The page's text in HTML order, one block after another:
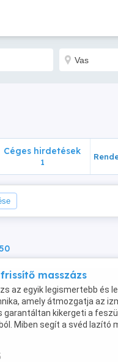
Céges hirdetések
1
50
masszázs
az egyik legismertebb és
amely átmozgatja az
garantáltan kikergeti a
Miben segít a svéd lazító
nyak, a váll és a hát